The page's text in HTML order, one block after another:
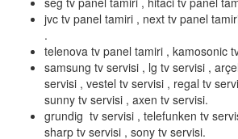
jvc tv panel tamiri , next tv panel
.
telenova tv panel tamiri , kamosonic
samsung tv servisi , lg tv servisi ,
servisi , vestel tv servisi , regal tv
sunny tv servisi , axen tv servisi.
grundig tv servisi , telefunken tv
sharp tv servisi , sony tv servisi.